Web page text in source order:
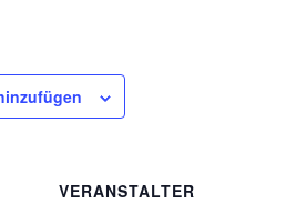
VERANSTALTER